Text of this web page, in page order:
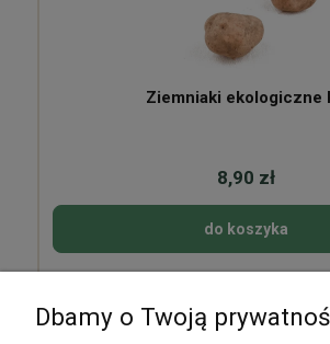
Ziemniaki ekologiczne
8,90 zł
do koszyka
Dbamy o Twoją